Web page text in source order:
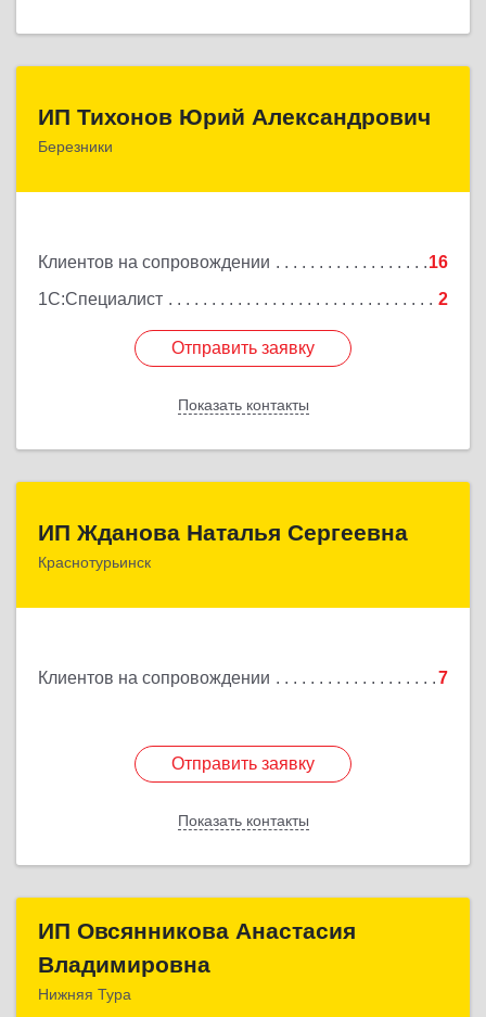
ИП Тихонов Юрий Александрович
Березники
Клиентов на сопровождении
16
1С:Специалист
2
Отправить заявку
Показать контакты
618400, Пермский край, Березники г, Карла
Отправить заявку
Назад
ИП Жданова Наталья Сергеевна
Краснотурьинск
Клиентов на сопровождении 7
Отправить заявку
Показать контакты
Отправить заявку
Назад
ИП Овсянникова Анастасия
Владимировна
Нижняя Тура
ИП Овсянникова Анастасия